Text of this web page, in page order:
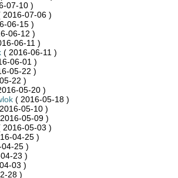
07-10 )
2016-07-06 )
06-15 )
06-12 )
06-11 )
( 2016-06-11 )
06-01 )
05-22 )
22 )
05-20 )
( 2016-05-18 )
05-10 )
05-09 )
2016-05-03 )
04-25 )
25 )
23 )
03 )
28 )